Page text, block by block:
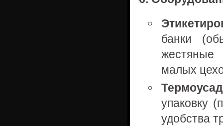
банки
жестяные
малых
упаковку
удобства